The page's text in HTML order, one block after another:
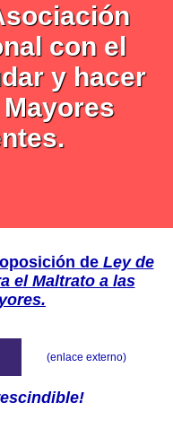
con el
y hacer
de Ley de
el Maltrato a las
(enlace externo)